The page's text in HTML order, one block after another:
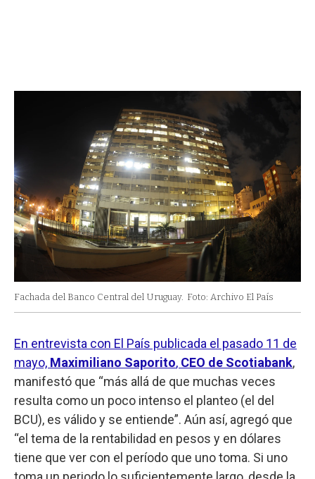
Fachada del Banco Central del Uruguay. Foto: Archivo El País
En entrevista con El País publicada el pasado 11 de
mayo, Maximiliano Saporito, CEO de Scotiabank,
manifestó que “más allá de que muchas veces
resulta como un poco intenso el planteo (el del
BCU), es válido y se entiende”. Aún así, agregó que
“el tema de la rentabilidad en pesos y en dólares
tiene que ver con el período que uno toma. Si uno